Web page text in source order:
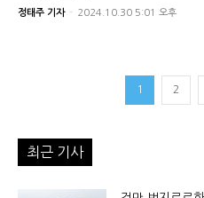
정태주 기자 - 2024.10.30 5:01 오후
1 2
최근 기사